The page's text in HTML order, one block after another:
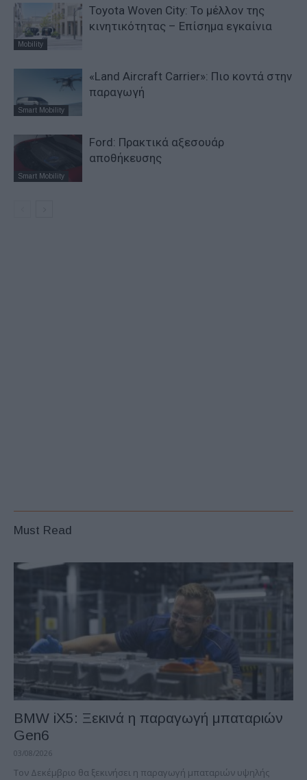
Mobility
Toyota Woven City: Το μέλλον της
κινητικότητας – Επίσημα εγκαίνια
Smart Mobility
«Land Aircraft Carrier»: Πιο κοντά στην
παραγωγή
Smart Mobility
Ford: Πρακτικά αξεσουάρ
αποθήκευσης
Must Read
BMW iX5: Ξεκινά η παραγωγή μπαταριών
Gen6
03/08/2026
Τον Δεκέμβριο θα ξεκινήσει η παραγωγή μπαταριών υψηλής